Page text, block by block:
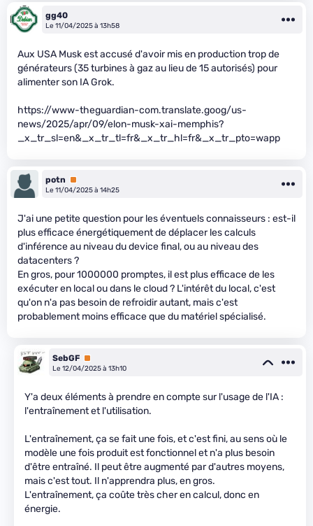
gg40
Le 11/04/2025 à 13h58
Aux USA Musk est accusé d'avoir mis en production trop de
générateurs (35 turbines à gaz au lieu de 15 autorisés) pour
alimenter son IA Grok.
https://www-theguardian-com.translate.goog/us-
news/2025/apr/09/elon-musk-xai-memphis?
_x_tr_sl=en&_x_tr_tl=fr&_x_tr_hl=fr&_x_tr_pto=wapp
potn
Premium
Le 11/04/2025 à 14h25
J'ai une petite question pour les éventuels connaisseurs : est-il
plus efficace énergétiquement de déplacer les calculs
d'inférence au niveau du device final, ou au niveau des
datacenters ?
En gros, pour 1000000 promptes, il est plus efficace de les
exécuter en local ou dans le cloud ? L'intérêt du local, c'est
qu'on n'a pas besoin de refroidir autant, mais c'est
probablement moins efficace que du matériel spécialisé.
SebGF Premium
Le 12/04/2025 à 13h10
Y'a deux éléments à prendre en compte sur l'usage de l'IA :
l'entraînement et l'utilisation.
L'entraînement, ça se fait une fois, et c'est fini, au sens où le
modèle une fois produit est fonctionnel et n'a plus besoin
d'être entraîné. Il peut être augmenté par d'autres moyens,
mais c'est tout. Il n'apprendra plus, en gros.
L'entraînement, ça coûte très cher en calcul, donc en
énergie.